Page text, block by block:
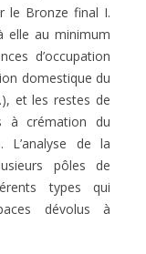
le Bronze final I.
elle au minimum
d’occupation
domestique du
et les restes de
à crémation du
L’analyse de la
pôles de
types qui
dévolus à